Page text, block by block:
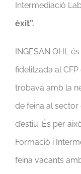
Intermediació
èxit”.
INGESAN OHL
fidelitzada al
trobava amb la
de feina al
d’estiu. És per
Formació i
feina vacants